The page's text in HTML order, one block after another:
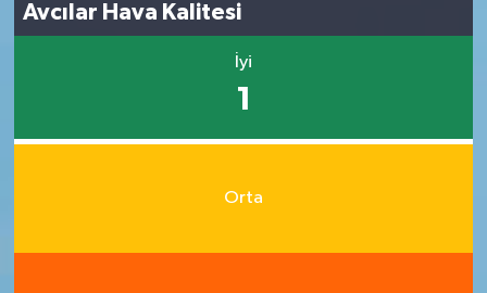
Avcılar Hava Kalitesi
İyi
1
Orta